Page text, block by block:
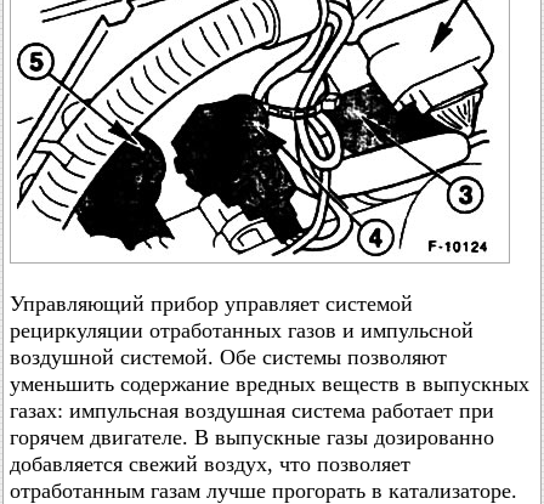
Управляющий прибор управляет системой
рециркуляции отработанных газов и импульсной
воздушной системой. Обе системы позволяют
уменьшить содержание вредных веществ в выпускных
газах: импульсная воздушная система работает при
горячем двигателе. В выпускные газы дозированно
добавляется свежий воздух, что позволяет
отработанным газам лучше прогорать в катализаторе.